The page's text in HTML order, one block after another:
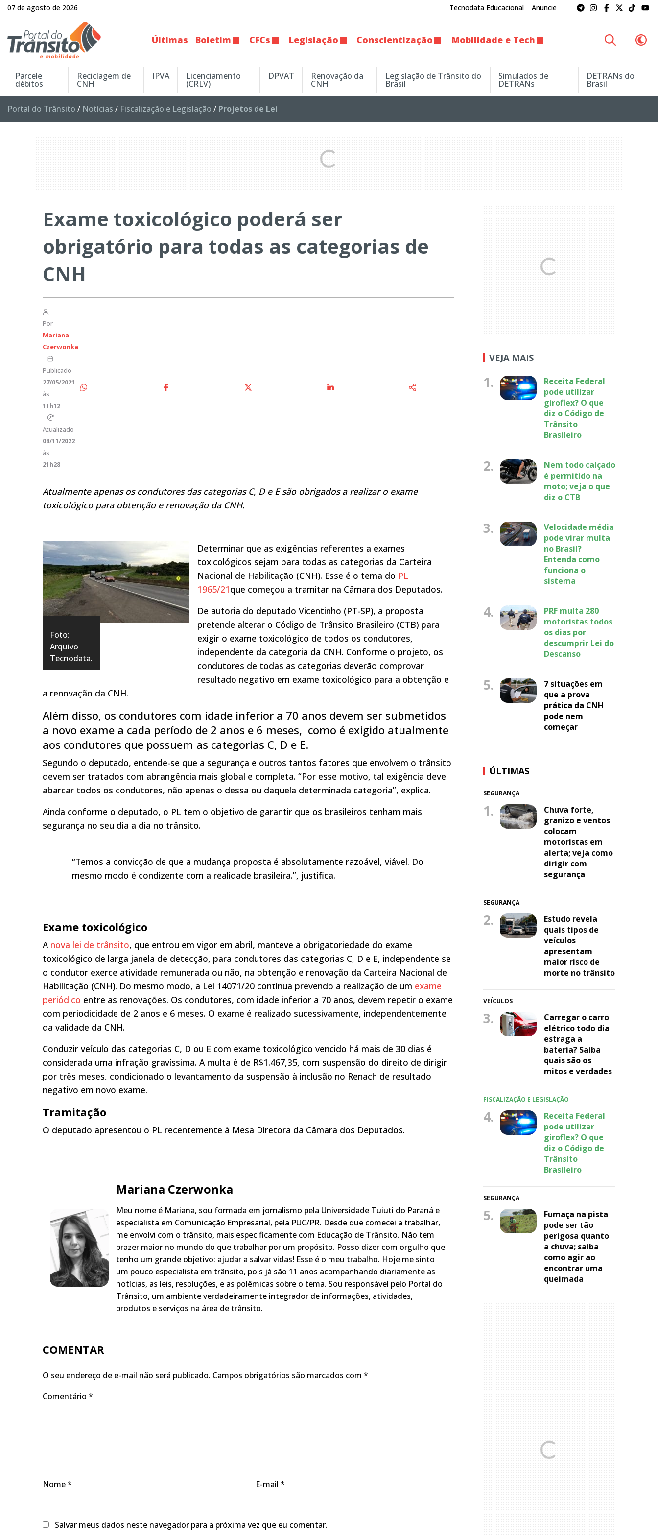
07 de agosto de 2026 Tecnodata Educacional Anuncie
Últimas Boletim CFCs Legislação Conscientização Mobilidade e Tech
Parcele
débitos
Reciclagem de
CNH
IPVA Licenciamento
(CRLV)
DPVAT Renovação da
CNH
Legislação de Trânsito do
Brasil
Simulados de
DETRANs
DETRANs do
Brasil
Portal do Trânsito / Notícias / Fiscalização e Legislação / Projetos de Lei
Exame toxicológico poderá ser
obrigatório para todas as categorias de
CNH
Por
Mariana
Czerwonka
Publicado
27/05/2021
às
11h12
Atualizado
08/11/2022
às
21h28
Atualmente apenas os condutores das categorias C, D e Esão obrigados a realizar o exame
toxicológico para obtençãoe renovação da CNH.
Foto:
Arquivo
Tecnodata.
Determinar que as exigências referentes a exames
toxicológicos sejam para todas as categorias da Carteira
Nacional de Habilitação (CNH). Esse é o tema do PL
1965/21que começou a tramitar na Câmara dos Deputados.
De autoria do deputado Vicentinho (PT-SP), a proposta
pretende alterar o Código de Trânsito Brasileiro (CTB) para
exigir o exame toxicológico de todos os condutores,
independente da categoria da CNH. Conforme o projeto, os
condutores de todas as categorias deverão comprovar
resultado negativo em exame toxicológico para a obtenção e
a renovação da CNH.
Além disso, os condutores com idade inferior a 70 anos devem ser submetidos
a novo exame a cada período de 2 anos e 6 meses, como é exigido atualmente
aos condutores que possuem as categorias C, D e E.
Segundo o deputado, entende-se que a segurança e outros tantos fatores que envolvem o trânsito
devem ser tratados com abrangência mais global e completa. “Por esse motivo, tal exigência deve
abarcar todos os condutores, não apenas o dessa ou daquela determinada categoria”, explica.
Ainda conforme o deputado, o PL tem o objetivo de garantir que os brasileiros tenham mais
segurança no seu dia a dia no trânsito.
“Temos a convicção de que a mudança proposta é absolutamente razoável, viável. Do
mesmo modo é condizente com a realidade brasileira.”, justifica.
Exame toxicológico
A nova lei de trânsito, que entrou em vigor em abril, manteve a obrigatoriedade do exame
toxicológico de larga janela de detecção, para condutores das categorias C, D e E, independente se
o condutor exerce atividade remunerada ou não, na obtenção e renovação da Carteira Nacional de
Habilitação (CNH). Do mesmo modo, a Lei 14071/20 continua prevendo a realização de um exame
periódico entre as renovações. Os condutores, com idade inferior a 70 anos, devem repetir o exame
com periodicidade de 2 anos e 6 meses. O exame é realizado sucessivamente, independentemente
da validade da CNH.
Conduzir veículo das categorias C, D ou E com exame toxicológico vencido há mais de 30 dias é
considerada uma infração gravíssima. A multa é de R$1.467,35, com suspensão do direito de dirigir
por três meses, condicionado o levantamento da suspensão à inclusão no Renach de resultado
negativo em novo exame.
Tramitação
O deputado apresentou o PL recentemente à Mesa Diretora da Câmara dos Deputados.
Mariana Czerwonka
Meu nome é Mariana, sou formada em jornalismo pela Universidade Tuiuti do Paraná e
especialista em Comunicação Empresarial, pela PUC/PR. Desde que comecei a trabalhar,
me envolvi com o trânsito, mais especificamente com Educação de Trânsito. Não tem
prazer maior no mundo do que trabalhar por um propósito. Posso dizer com orgulho que
tenho um grande objetivo: ajudar a salvar vidas! Esse é o meu trabalho. Hoje me sinto
um pouco especialista em trânsito, pois já são 11 anos acompanhando diariamente as
notícias, as leis, resoluções, e as polêmicas sobre o tema. Sou responsável pelo Portal do
Trânsito, um ambiente verdadeiramente integrador de informações, atividades,
produtos e serviços na área de trânsito.
COMENTAR
O seu endereço de e-mail não será publicado. Campos obrigatórios são marcados com *
Comentário *
Nome* E-mail *
Salvar meus dados neste navegador para a próxima vez que eu comentar.
VEJA MAIS
1.
Receita Federal
pode utilizar
giroflex? O que
diz o Código de
Trânsito
Brasileiro
2.
Nem todo calçado
é permitido na
moto; veja o que
diz o CTB
3.
Velocidade média
pode virar multa
no Brasil?
Entenda como
funciona o
sistema
4.
PRF multa 280
motoristas todos
os dias por
descumprir Lei do
Descanso
5.
7 situações em
que a prova
prática da CNH
pode nem
começar
ÚLTIMAS
SEGURANÇA
1.
Chuva forte,
granizo e ventos
colocam
motoristas em
alerta; veja como
dirigir com
segurança
SEGURANÇA
2.
Estudo revela
quais tipos de
veículos
apresentam
maior risco de
morte no trânsito
VEÍCULOS
3.
Carregar o carro
elétrico todo dia
estraga a
bateria? Saiba
quais são os
mitos e verdades
FISCALIZAÇÃO E LEGISLAÇÃO
4.
Receita Federal
pode utilizar
giroflex? O que
diz o Código de
Trânsito
Brasileiro
SEGURANÇA
5.
Fumaça na pista
pode ser tão
perigosa quanto
a chuva; saiba
como agir ao
encontrar uma
queimada